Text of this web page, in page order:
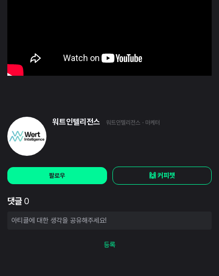
워트인텔리전스 워트인텔리전스 · 마케터
팔로우 🙌 커피챗
댓글 0
등록